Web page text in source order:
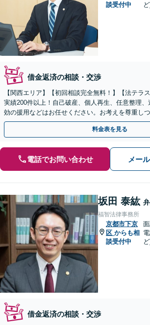
談受付中
借金返済の相談・交渉
【関西エリア】【初回相談完全無料！】【法テラ
実績200件以上！自己破産、個人再生、任意整理
効の援用などはお任せください。お考えを尊重し
目指します【休日・夜間相談可】【弁護士歴15年
料金表を見る
電話でお問い合わせ メー
坂田 泰紘
福智法律事務所
京都市下京
区 からも相
談受付中
借金返済の相談・交渉